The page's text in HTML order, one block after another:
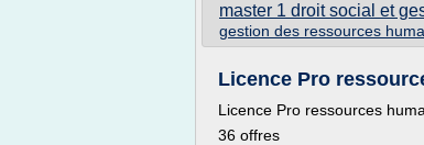
master 1 droit social et
gestion des ressources
Licence Pro
Licence Pro ressources
36 offres